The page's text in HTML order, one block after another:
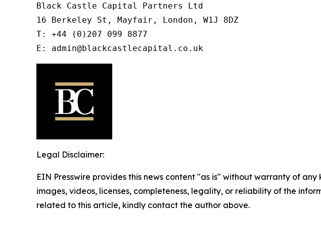
Black Castle Capital Partners Ltd
16 Berkeley St, Mayfair, London, W1J 8DZ
T: +44 (0)207 099 8877
E: admin@blackcastlecapital.co.uk
Legal Disclaimer:
EIN Presswire provides this news content "as is" without warranty of
images, videos, licenses, completeness, legality, or reliability of the
related to this article, kindly contact the author above.